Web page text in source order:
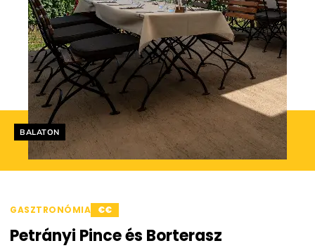
Helyszín címkék:
BALATON
GASZTRONÓMIA €€
Petrányi Pince és Borterasz